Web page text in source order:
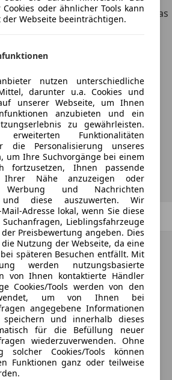
aber vielleicht genau, was
automatisch über neue
deiner Suche informiert
werden?
Suche speichern
1/1 Weiter
oder ähnlicher Tools kann
Webseite beeinträchtigen.
nutzen unterschiedliche
darunter u.a. Cookies und
unserer Webseite, um Ihnen
anzubieten und ein
zu gewährleisten.
Funktionalitäten
die Personalisierung unseres
um Ihre Suchvorgänge bei einem
fortzusetzen, Ihnen passende
Nähe anzuzeigen oder
Werbung und Nachrichten
und diese auszuwerten. Wir
Adresse lokal, wenn Sie diese
Lieblingsfahrzeuge
Preisbewertung angeben. Dies
Nutzung der Webseite, da eine
späteren Besuchen entfällt. Mit
werden nutzungsbasierte
von Ihnen kontaktierte Händler
Cookies/Tools werden von den
um von Ihnen bei
angegebene Informationen
und innerhalb dieses
für die Befüllung neuer
wiederzuverwenden. Ohne
solcher Cookies/Tools können
Funktionen ganz oder teilweise